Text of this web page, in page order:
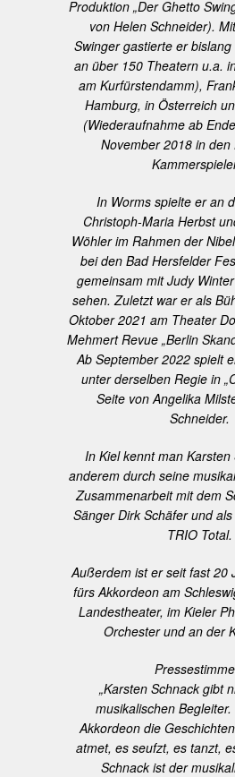
Produktion „Der Ghetto
von Helen Schneider).
Swinger gastierte er
an über 150 Theatern u.a.
am Kurfürstendamm),
Hamburg, in Österreich
(Wiederaufnahme ab
November 2018 in
In Worms spielte er an
Christoph-Maria Herbst
Wöhler im Rahmen der
bei den Bad Hersfelder
gemeinsam mit Judy
sehen. Zuletzt war er als
Oktober 2021 am Theater
Mehmert Revue „Berlin
Ab September 2022 spielt
unter derselben Regie in
Seite von Angelika
Schneider.
In Kiel kennt man
anderem durch seine
Zusammenarbeit mit dem
Sänger Dirk Schäfer und
TRIO Total.
Außerdem ist er seit fast 20
fürs Akkordeon am
Landestheater, im Kieler
Orchester und an der
„Karsten Schnack gibt
musikalischen
Akkordeon die
atmet, es seufzt, es tanzt,
Schnack ist der